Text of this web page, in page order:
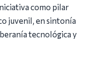
como pilar
juvenil, en sintonía
tecnológica y